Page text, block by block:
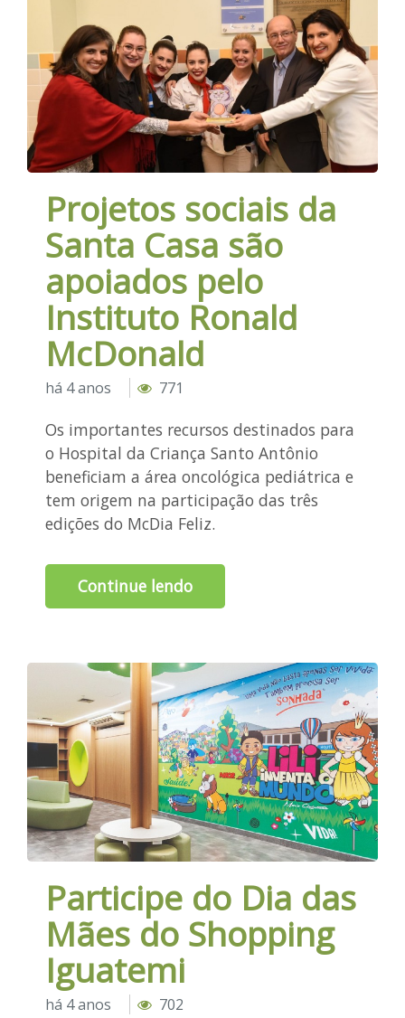
Projetos sociais da
Santa Casa são
apoiados pelo
Instituto Ronald
McDonald
há 4 anos 771
Os importantes recursos destinados para
o Hospital da Criança Santo Antônio
beneficiam a área oncológica pediátrica e
tem origem na participação das três
edições do McDia Feliz.
Continue lendo
Participe do Dia das
Mães do Shopping
Iguatemi
há 4 anos 702